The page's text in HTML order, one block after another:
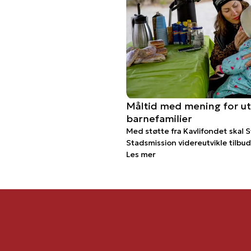
Måltid med mening for
barnefamilier
Med støtte fra Kavlifondet skal
Stadsmission videreutvikle
Les mer